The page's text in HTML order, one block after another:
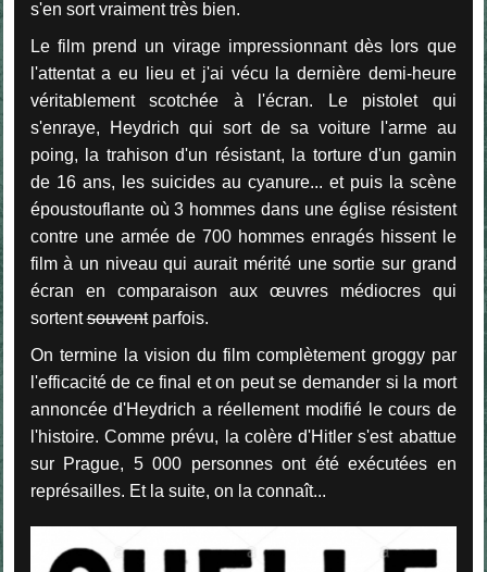
s'en sort vraiment très bien.
Le film prend un virage impressionnant dès lors que
l'attentat a eu lieu et j'ai vécu la dernière demi-heure
véritablement scotchée à l'écran. Le pistolet qui
s'enraye, Heydrich qui sort de sa voiture l'arme au
poing, la trahison d'un résistant, la torture d'un gamin
de 16 ans, les suicides au cyanure... et puis la scène
époustouflante où 3 hommes dans une église résistent
contre une armée de 700 hommes enragés hissent le
film à un niveau qui aurait mérité une sortie sur grand
écran en comparaison aux œuvres médiocres qui
sortentsouventparfois.
On termine la vision du film complètement groggy par
l'efficacité de ce final et on peut se demander si la mort
annoncée d'Heydrich a réellement modifié le cours de
l'histoire. Comme prévu, la colère d'Hitler s'est abattue
sur Prague, 5 000 personnes ont été exécutées en
représailles. Et la suite, on la connaît...